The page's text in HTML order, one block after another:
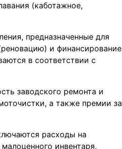
(каботажное,
предназначенные для
и финансирование
в соответствии с
заводского ремонта и
а также премии за
расходы на
инвентаря,